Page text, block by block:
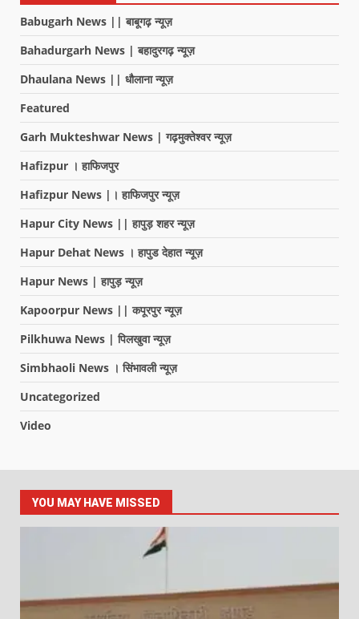
Babugarh News || बाबूगढ़ न्यूज़
Bahadurgarh News | बहादुरगढ़ न्यूज़
Dhaulana News || धौलाना न्यूज़
Featured
Garh Mukteshwar News | गढ़मुक्तेश्वर न्यूज़
Hafizpur । हाफिजपुर
Hafizpur News |। हाफिजपुर न्यूज़
Hapur City News || हापुड़ शहर न्यूज़
Hapur Dehat News । हापुड देहात न्यूज़
Hapur News | हापुड़ न्यूज़
Kapoorpur News || कपूरपुर न्यूज़
Pilkhuwa News | पिलखुवा न्यूज़
Simbhaoli News । सिंभावली न्यूज़
Uncategorized
Video
YOU MAY HAVE MISSED